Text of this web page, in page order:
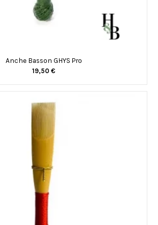
Anche Basson GHYS Pro
19,50 €